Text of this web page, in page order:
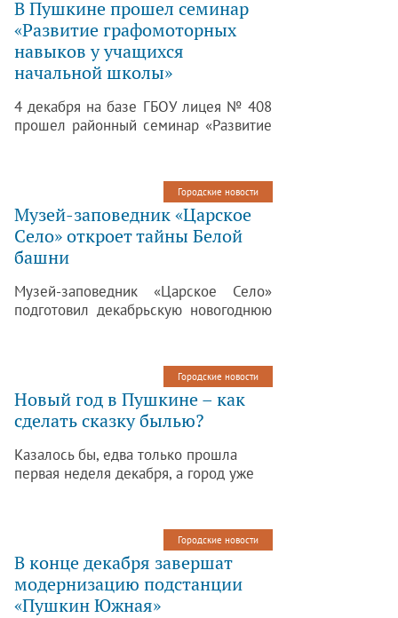
В Пушкине прошел семинар
«Развитие графомоторных
навыков у учащихся
начальной школы»
4 декабря на базе ГБОУ лицея № 408
прошел районный семинар «Развитие
Городские новости
Музей-заповедник «Царское
Село» откроет тайны Белой
башни
Музей-заповедник «Царское Село»
подготовил декабрьскую новогоднюю
посетителей. Начиная с 2 января свою
работу начнет и Школа мастеров.
Городские новости
Новый год в Пушкине – как
сделать сказку былью?
Казалось бы, едва только прошла
первая неделя декабря, а город уже
забавную елку-конус наткнешься, то
на пестрящую огоньками витрину
магазина или предпраздничную
распродажу. Каким бы смешным это
ни казалось, но... уже самое время
Городские новости
В конце декабря завершат
модернизацию подстанции
«Пушкин Южная»